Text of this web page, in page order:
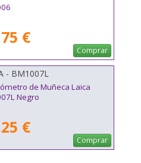
€
Comprar
- BM1007L
de Muñeca Laica
Negro
€
Comprar